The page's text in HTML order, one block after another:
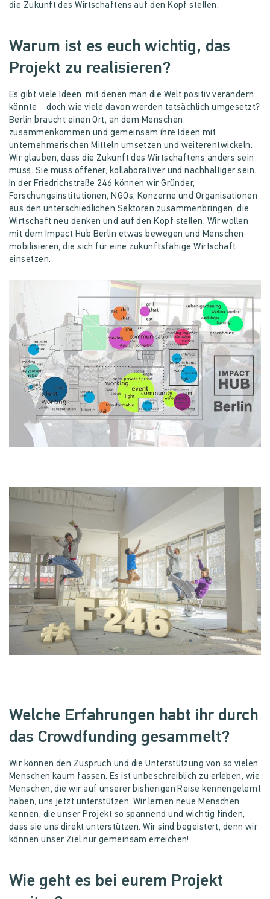
die Zukunft des Wirtschaftens auf den Kopf stellen.
Warum ist es euch wichtig, das
Projekt zu realisieren?
Es gibt viele Ideen, mit denen man die Welt positiv verändern
könnte – doch wie viele davon werden tatsächlich umgesetzt?
Berlin braucht einen Ort, an dem Menschen
zusammenkommen und gemeinsam ihre Ideen mit
unternehmerischen Mitteln umsetzen und weiterentwickeln.
Wir glauben, dass die Zukunft des Wirtschaftens anders sein
muss. Sie muss offener, kollaborativer und nachhaltiger sein.
In der Friedrichstraße 246 können wir Gründer,
Forschungsinstitutionen, NGOs, Konzerne und Organisationen
aus den unterschiedlichen Sektoren zusammenbringen, die
Wirtschaft neu denken und auf den Kopf stellen. Wir wollen
mit dem Impact Hub Berlin etwas bewegen und Menschen
mobilisieren, die sich für eine zukunftsfähige Wirtschaft
einsetzen.
Welche Erfahrungen habt ihr durch
das Crowdfunding gesammelt?
Wir können den Zuspruch und die Unterstützung von so vielen
Menschen kaum fassen. Es ist unbeschreiblich zu erleben, wie
Menschen, die wir auf unserer bisherigen Reise kennengelernt
haben, uns jetzt unterstützen. Wir lernen neue Menschen
kennen, die unser Projekt so spannend und wichtig finden,
dass sie uns direkt unterstützen. Wir sind begeistert, denn wir
können unser Ziel nur gemeinsam erreichen!
Wie geht es bei eurem Projekt